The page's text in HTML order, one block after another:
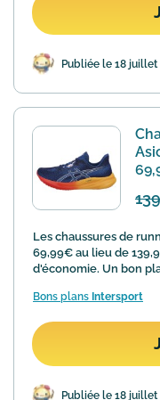
Publiée le 18 juillet
Les chaussures de
69,99€ au lieu de
d'économie. Un bon
Bons plans Intersport
Publiée le 18 juillet